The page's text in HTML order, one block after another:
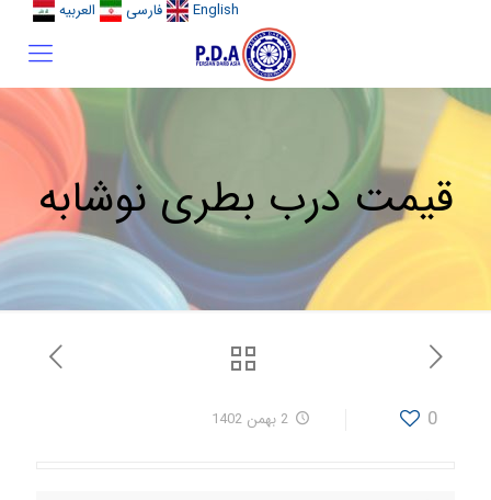
English فارسی العربیه
قیمت درب بطری نوشابه
0 2 بهمن 1402